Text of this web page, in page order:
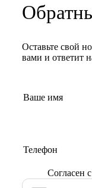
Оставьте свой
вами и ответит
Согласен с